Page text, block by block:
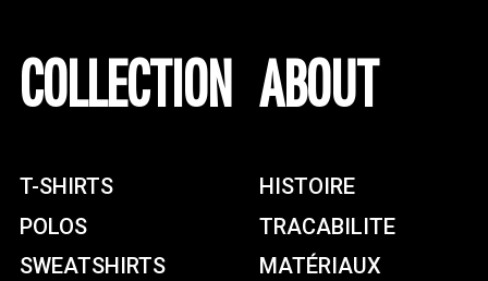
COLLECTION
T-SHIRTS
POLOS
SWEATSHIRTS
ABOUT
HISTOIRE
TRACABILITE
MATÉRIAUX